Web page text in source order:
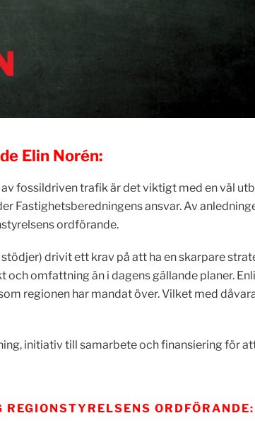
Elin Norén:
fossildriven trafik är det viktigt med en väl
Fastighetsberedningens ansvar. Av
ordförande.
drivit ett krav på att ha en skarpare
omfattning än i dagens gällande planer.
regionen har mandat över. Vilket med
initiativ till samarbete och finansiering för
ORDFÖRANDE: